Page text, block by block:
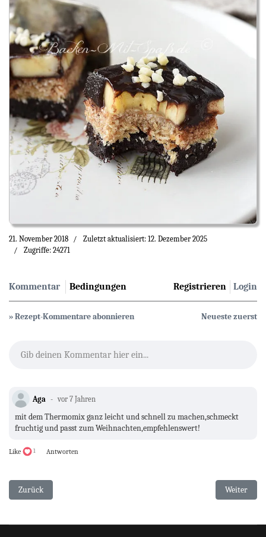
21. November 2018
Zuletzt aktualisiert: 12. Dezember 2025
Zugriffe: 24271
Kommentar Bedingungen Login
Registrieren
» Rezept-Kommentare abonnieren Neueste zuerst
Gib deinen Kommentar hier ein...
Aga vor 7 Jahren
mit dem Thermomix ganz leicht und schnell zu machen,schmeckt
fruchtig und passt zum Weihnachten,empfehlenswert!
Like 1 Antworten
Vorheriger Beitrag: Apfel- Biskuit- Kuchen mit Sahnecreme
Zurück Nächster
Weiter